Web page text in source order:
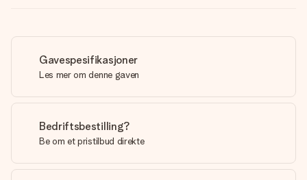
Gavespesifikasjoner
Les mer om denne gaven
Bedriftsbestilling?
Be om et pristilbud direkte